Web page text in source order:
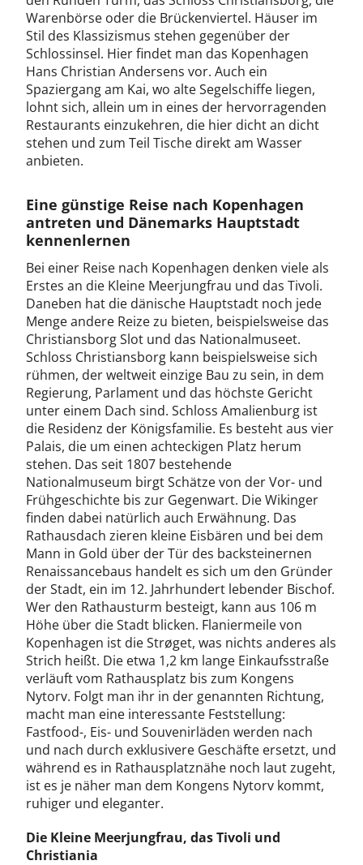
Warenbörse oder die Brückenviertel. Häuser im
Stil des Klassizismus stehen gegenüber der
Schlossinsel. Hier findet man das Kopenhagen
Hans Christian Andersens vor. Auch ein
Spaziergang am Kai, wo alte Segelschiffe liegen,
lohnt sich, allein um in eines der hervorragenden
Restaurants einzukehren, die hier dicht an dicht
stehen und zum Teil Tische direkt am Wasser
anbieten.
Eine günstige Reise nach Kopenhagen
antreten und Dänemarks Hauptstadt
kennenlernen
Bei einer Reise nach Kopenhagen denken viele als
Erstes an die Kleine Meerjungfrau und das Tivoli.
Daneben hat die dänische Hauptstadt noch jede
Menge andere Reize zu bieten, beispielsweise das
Christiansborg Slot und das Nationalmuseet.
Schloss Christiansborg kann beispielsweise sich
rühmen, der weltweit einzige Bau zu sein, in dem
Regierung, Parlament und das höchste Gericht
unter einem Dach sind. Schloss Amalienburg ist
die Residenz der Königsfamilie. Es besteht aus vier
Palais, die um einen achteckigen Platz herum
stehen. Das seit 1807 bestehende
Nationalmuseum birgt Schätze von der Vor- und
Frühgeschichte bis zur Gegenwart. Die Wikinger
finden dabei natürlich auch Erwähnung. Das
Rathausdach zieren kleine Eisbären und bei dem
Mann in Gold über der Tür des backsteinernen
Renaissancebaus handelt es sich um den Gründer
der Stadt, ein im 12. Jahrhundert lebender Bischof.
Wer den Rathausturm besteigt, kann aus 106 m
Höhe über die Stadt blicken. Flaniermeile von
Kopenhagen ist die Strøget, was nichts anderes als
Strich heißt. Die etwa 1,2 km lange Einkaufsstraße
verläuft vom Rathausplatz bis zum Kongens
Nytorv. Folgt man ihr in der genannten Richtung,
macht man eine interessante Feststellung:
Fastfood-, Eis- und Souvenirläden werden nach
und nach durch exklusivere Geschäfte ersetzt, und
während es in Rathausplatznähe noch laut zugeht,
ist es je näher man dem Kongens Nytorv kommt,
ruhiger und eleganter.
Die Kleine Meerjungfrau, das Tivoli und
Christiania